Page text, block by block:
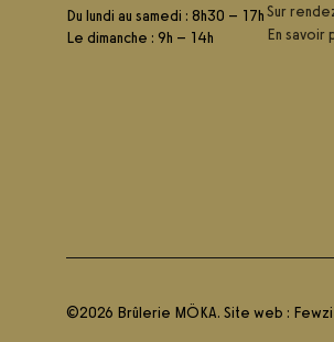
Du lundi au samedi : 8h30 – 17h
Le dimanche : 9h – 14h
Sur
En savoir
©2026 Brûlerie MÖKA. Site web :